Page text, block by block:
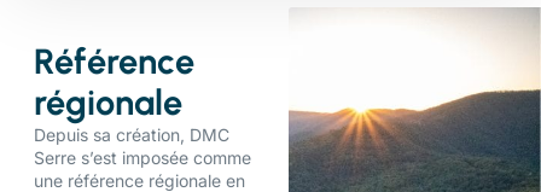
Référence
régionale
Depuis sa création, DMC
Serre s’est imposée comme
une référence régionale en